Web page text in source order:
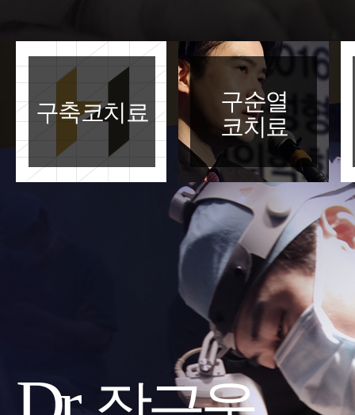
구축코치료
구순열
코치료